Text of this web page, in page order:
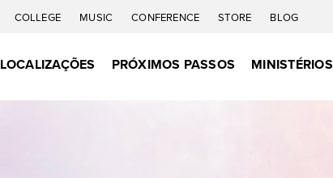
COLLEGE MUSIC CONFERENCE STORE BLOG
LOCALIZAÇÕES PRÓXIMOS PASSOS MINISTÉRIOS